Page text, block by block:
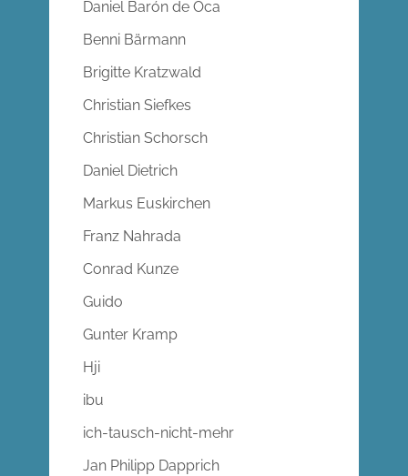
Daniel Barón de Oca
Benni Bärmann
Brigitte Kratzwald
Christian Siefkes
Christian Schorsch
Daniel Dietrich
Markus Euskirchen
Franz Nahrada
Conrad Kunze
Guido
Gunter Kramp
Hji
ibu
ich-tausch-nicht-mehr
Jan Philipp Dapprich